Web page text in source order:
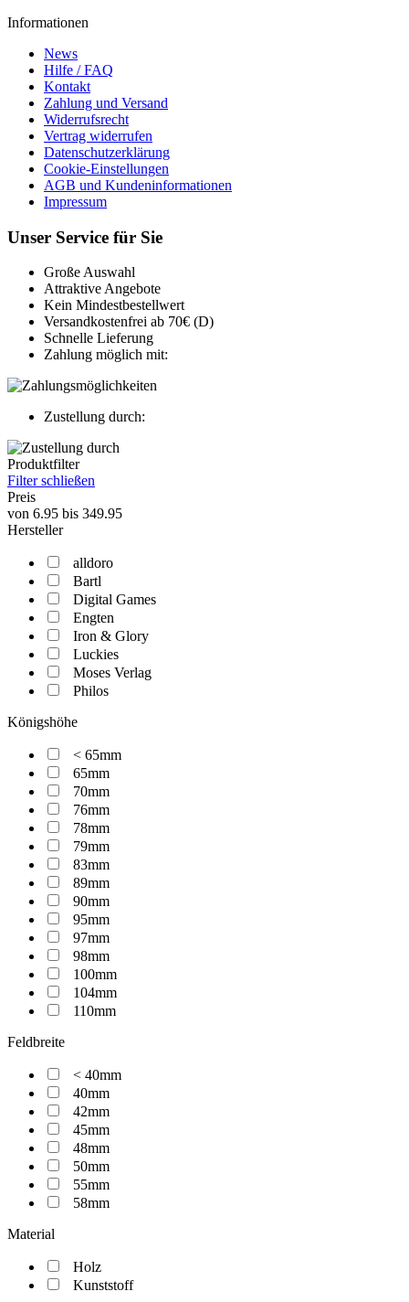
Informationen
News
Hilfe / FAQ
Kontakt
Zahlung und Versand
Widerrufsrecht
Vertrag widerrufen
Datenschutzerklärung
Cookie-Einstellungen
AGB und Kundeninformationen
Impressum
Unser Service für Sie
Große Auswahl
Attraktive Angebote
Kein Mindestbestellwert
Versandkostenfrei ab 70€ (D)
Schnelle Lieferung
Zahlung möglich mit:
Zustellung durch:
Produktfilter
Filter schließen
Preis
von 6.95 bis 349.95
Hersteller
alldoro
Bartl
Digital Games
Engten
Iron & Glory
Luckies
Moses Verlag
Philos
Königshöhe
< 65mm
65mm
70mm
76mm
78mm
79mm
83mm
89mm
90mm
95mm
97mm
98mm
100mm
104mm
110mm
Feldbreite
< 40mm
40mm
42mm
45mm
48mm
50mm
55mm
58mm
Material
Holz
Kunststoff